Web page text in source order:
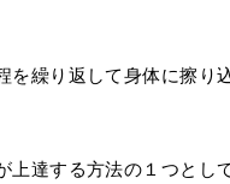
繰り返して身体に擦り
達する方法の１つとし